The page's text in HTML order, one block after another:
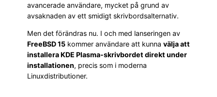
avancerade användare, mycket på grund av
avsaknaden av ett smidigt skrivbordsalternativ.
Men det förändras nu. I och med lanseringen av
FreeBSD 15 kommer användare att kunna välja att
installera KDE Plasma-skrivbordet direkt under
installationen, precis som i moderna
Linuxdistributioner.